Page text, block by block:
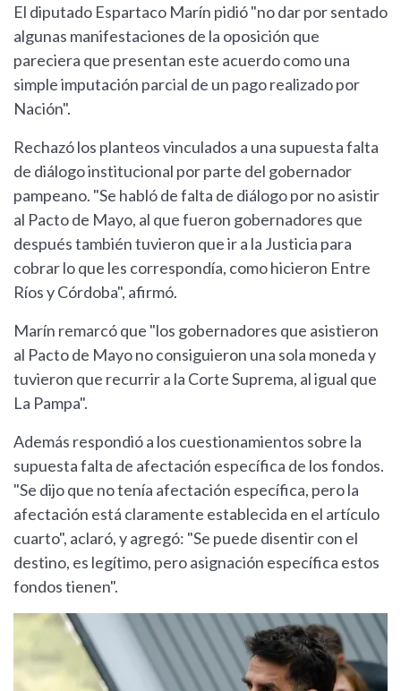
El diputado Espartaco Marín pidió "no dar por sentado
algunas manifestaciones de la oposición que
pareciera que presentan este acuerdo como una
simple imputación parcial de un pago realizado por
Nación".
Rechazó los planteos vinculados a una supuesta falta
de diálogo institucional por parte del gobernador
pampeano. "Se habló de falta de diálogo por no asistir
al Pacto de Mayo, al que fueron gobernadores que
después también tuvieron que ir a la Justicia para
cobrar lo que les correspondía, como hicieron Entre
Ríos y Córdoba", afirmó.
Marín remarcó que "los gobernadores que asistieron
al Pacto de Mayo no consiguieron una sola moneda y
tuvieron que recurrir a la Corte Suprema, al igual que
La Pampa".
Además respondió a los cuestionamientos sobre la
supuesta falta de afectación específica de los fondos.
"Se dijo que no tenía afectación específica, pero la
afectación está claramente establecida en el artículo
cuarto", aclaró, y agregó: "Se puede disentir con el
destino, es legítimo, pero asignación específica estos
fondos tienen".